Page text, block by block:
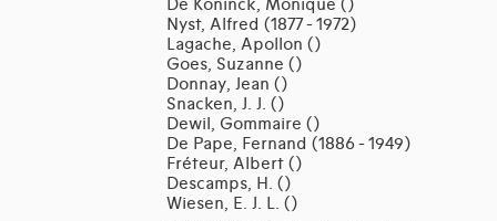
De Koninck, Monique ()
Nyst, Alfred (1877 - 1972)
Lagache, Apollon ()
Goes, Suzanne ()
Donnay, Jean ()
Snacken, J. J. ()
Dewil, Gommaire ()
De Pape, Fernand (1886 - 1949)
Fréteur, Albert ()
Descamps, H. ()
Wiesen, E. J. L. ()